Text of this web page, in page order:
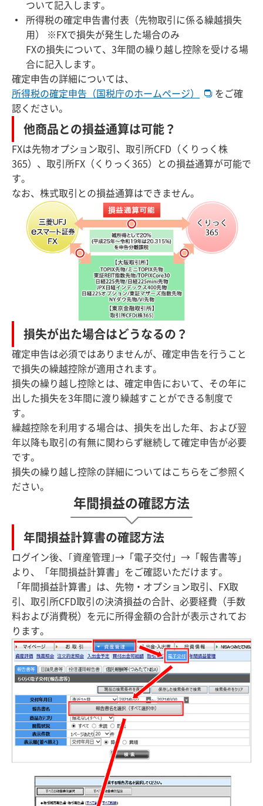
ついて記入します。
所得税の確定申告書付表（先物取引に係る繰越損失
用） ※FXで損失が発生した場合のみ
FXの損失について、3年間の繰り越し控除を受ける場
合に記入します。
確定申告の詳細については、
所得税の確定申告（国税庁のホームページ）
をご確
認ください。
他商品との損益通算は可能？
FXは先物オプション取引、取引所CFD（くりっく株
365）、取引所FX（くりっく365）との損益通算が可能で
す。
なお、株式取引との損益通算はできません。
損失が出た場合はどうなるの？
確定申告は必須ではありませんが、確定申告を行うこと
で損失の繰越控除が適用されます。
損失の繰り越し控除とは、確定申告において、その年に
出した損失を3年間に渡り繰越すことができる制度で
す。
繰越控除を利用する場合は、損失を出した年、および翌
年以降も取引の有無に関わらず継続して確定申告が必要
です。
損失の繰り越し控除の詳細についてはこちらをご参照く
ださい。
年間損益の確認方法
年間損益計算書の確認方法
ログイン後、｢資産管理｣→「電子交付」→「報告書等」
より、「年間損益計算書」をご確認いただけます。
「年間損益計算書」は、先物・オプション取引、FX取
引、取引所CFD取引の決済損益の合計、必要経費（手数
料および消費税）を元に所得金額の合計が表示されてお
ります。